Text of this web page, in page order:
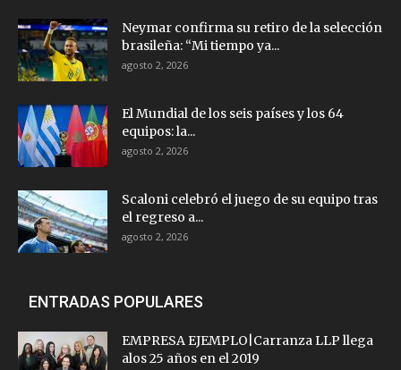
Neymar confirma su retiro de la selección
brasileña: “Mi tiempo ya...
agosto 2, 2026
El Mundial de los seis países y los 64
equipos: la...
agosto 2, 2026
Scaloni celebró el juego de su equipo tras
el regreso a...
agosto 2, 2026
ENTRADAS POPULARES
EMPRESA EJEMPLO|Carranza LLP llega
alos 25 años en el 2019